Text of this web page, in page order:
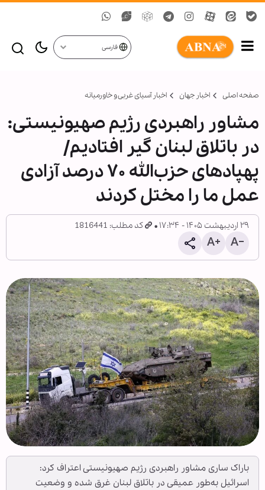
فارسی
صفحه اصلی اخبار جهان اخبار آسیای غربی و خاورمیانه
مشاور راهبردی رژیم صهیونیستی:
در باتلاق لبنان گیر افتادیم/
پهپادهای حزب‌الله ۷۰ درصد آزادی
عمل ما را مختل کردند
۲۹ اردیبهشت ۱۴۰۵ - ۱۷:۳۴ کد مطلب: 1816441
باراک ساری مشاور راهبردی رژیم صهیونیستی اعتراف کرد:
اسرائیل به‌طور عمیقی در باتلاق لبنان غرق شده و وضعیت